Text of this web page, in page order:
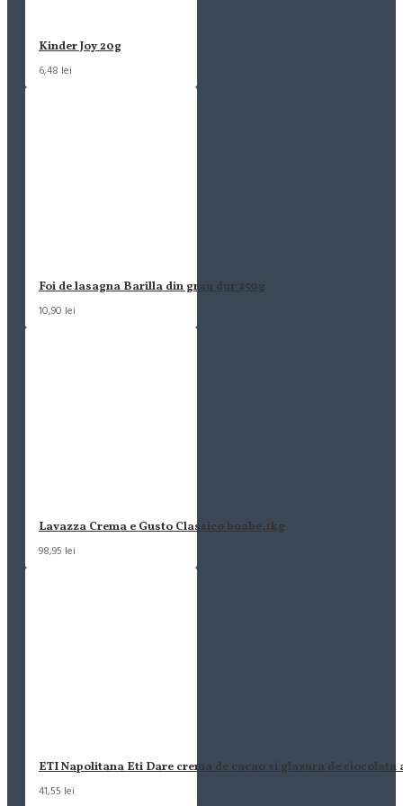
Kinder Joy 20g
6,48 lei
Foi de lasagna Barilla din grau dur 250g
10,90 lei
Lavazza Crema e Gusto Classico boabe,1kg
98,95 lei
ETI Napolitana Eti Dare crema de cacao si glazura de ciocolata
41,55 lei